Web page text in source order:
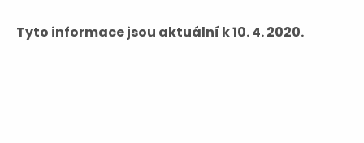
Tyto informace jsou aktuální k 10. 4. 2020.